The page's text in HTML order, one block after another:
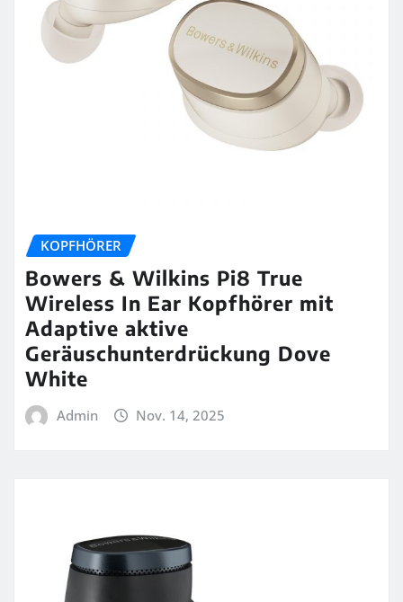
KOPFHÖRER
Bowers & Wilkins Pi8 True
Wireless In Ear Kopfhörer mit
Adaptive aktive
Geräuschunterdrückung Dove
White
Admin Nov. 14, 2025